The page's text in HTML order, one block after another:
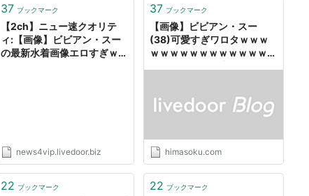
37 ブックマーク
【2ch】ニュー速クオリテ
ィ:【画像】ビビアン・スー
の最新水着画像エロすぎｗｗ
news4vip.livedoor.biz
37 ブックマーク
【画像】ビビアン・スー
(38)可愛すぎワロタｗｗｗ
ｗｗｗｗｗｗｗｗｗｗｗｗｗ
himasoku.com
22 ブックマーク 22 ブックマーク